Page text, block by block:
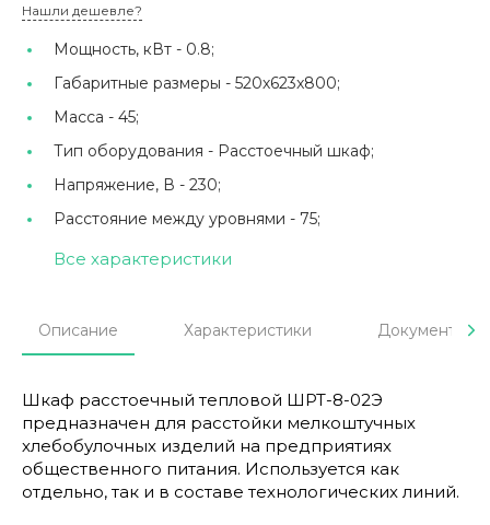
Нашли дешевле?
Мощность, кВт - 0.8;
Габаритные размеры - 520х623x800;
Масса - 45;
Тип оборудования - Расстоечный шкаф;
Напряжение, В - 230;
Расстояние между уровнями - 75;
Все характеристики
Описание Характеристики Документы
Шкаф расстоечный тепловой ШРТ-8-02Э
предназначен для расстойки мелкоштучных
хлебобулочных изделий на предприятиях
общественного питания. Используется как
отдельно, так и в составе технологических линий.